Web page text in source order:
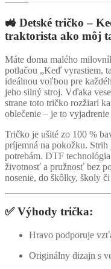
🚜 Detské tričko –
traktorista ako môj
Máte doma malého
potlačou „Keď vyrastiem,
ideálnou voľbou pre
jeho silný stroj. Vďaka
strane toto tričko rozžiari
oblečenie – je to
Tričko je ušité zo 100 %
príjemná na pokožku.
potrebám. DTF
životnosť a pružnosť bez
nosenie, do škôlky, školy
✅ Výhody trička:
Hravo podporuje
Originálny dizajn s